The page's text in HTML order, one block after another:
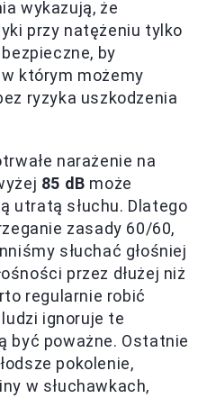
wykazują, że
przy natężeniu tylko
by
którym możemy
ryzyka uszkodzenia
narażenie na
85 dB może
utratą słuchu. Dlatego
zasady 60/60,
słuchać głośniej
przez dłużej niż
regularnie robić
ignoruje te
być poważne. Ostatnie
pokolenie,
w słuchawkach,